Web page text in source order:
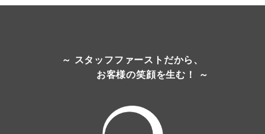
～ スタッフファーストだから、
お客様の笑顔を生む！ ～